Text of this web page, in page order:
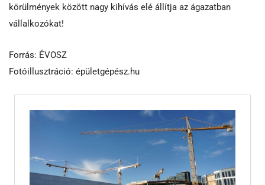
körülmények között nagy kihívás elé állítja az ágazatban
vállalkozókat!
Forrás: ÉVOSZ
Fotóillusztráció: épületgépész.hu